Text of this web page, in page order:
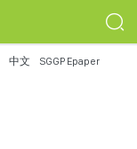
中文 SGGP Epaper